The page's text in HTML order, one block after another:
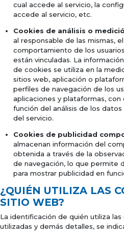
cual accede al servicio, la
accede al servicio, etc.
Cookies de análisis o
al responsable de las mismas,
comportamiento de los
están vinculadas. La
de cookies se utiliza en la
sitios web, aplicación o
perfiles de navegación de los
aplicaciones y plataformas,
función del análisis de los
del servicio.
Cookies de publicidad
almacenan información del
obtenida a través de la
de navegación, lo que permite
para mostrar publicidad en
¿QUIÉN UTILIZA LAS
SITIO WEB?
La identificación de quién utiliza
utilizadas y demás detalles, se